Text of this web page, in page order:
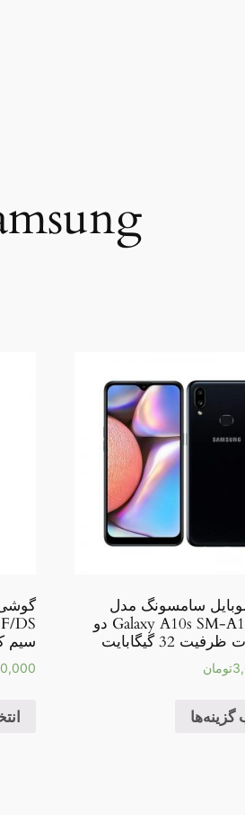
سامسونگ مدل
Galaxy A10s SM-A107F/DS دو
32 گیگابایت
تومان
گزینه‌ها
سیم